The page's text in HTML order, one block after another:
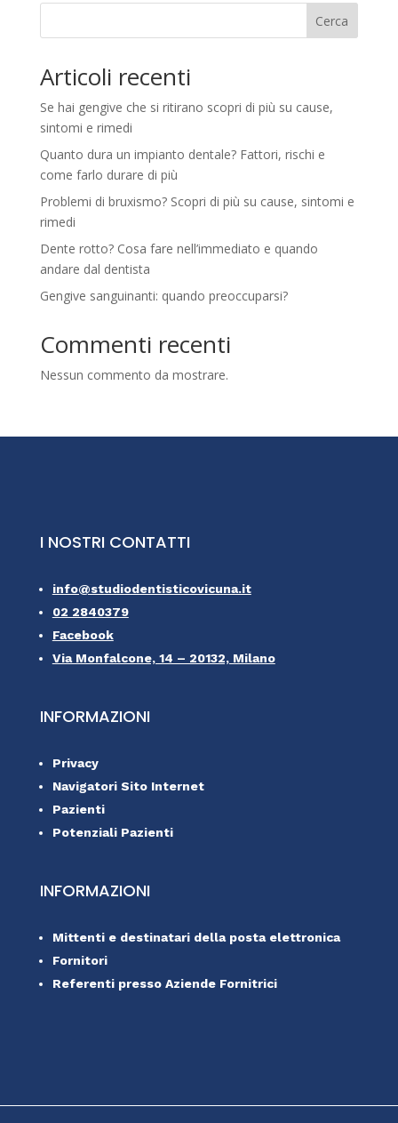
Cerca
Articoli recenti
Se hai gengive che si ritirano scopri di più su cause,
sintomi e rimedi
Quanto dura un impianto dentale? Fattori, rischi e
come farlo durare di più
Problemi di bruxismo? Scopri di più su cause, sintomi e
rimedi
Dente rotto? Cosa fare nell’immediato e quando
andare dal dentista
Gengive sanguinanti: quando preoccuparsi?
Commenti recenti
Nessun commento da mostrare.
I NOSTRI CONTATTI
info@studiodentisticovicuna.it
02 2840379
Facebook
Via Monfalcone, 14 – 20132, Milano
INFORMAZIONI
Privacy
Navigatori Sito Internet
Pazienti
Potenziali Pazienti
INFORMAZIONI
Mittenti e destinatari della posta elettronica
Fornitori
Referenti presso Aziende Fornitrici